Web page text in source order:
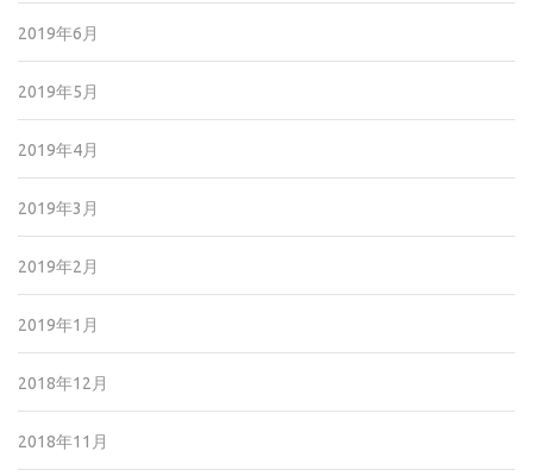
2019年6月
2019年5月
2019年4月
2019年3月
2019年2月
2019年1月
2018年12月
2018年11月